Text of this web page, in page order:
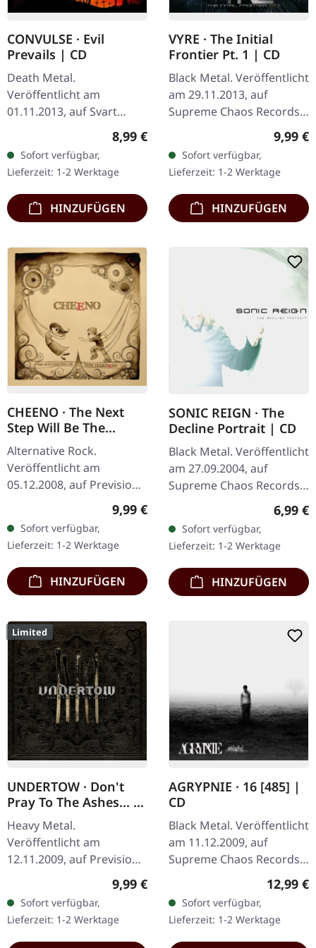
CONVULSE · Evil
Prevails | CD
Death Metal.
Veröffentlicht am
01.11.2013, auf Svart
Records. CD im Jewelcase.
Nach Jahren der Stille
kehren die finnischen
Death Metal-Veteranen…
Regulärer Preis:
8,99 €
Sofort verfügbar,
Lieferzeit: 1-2 Werktage
HINZUFÜGEN
VYRE · The Initial
Frontier Pt. 1 | CD
Black Metal. Veröffentlicht
am 29.11.2013, auf
Supreme Chaos Records.
CD im Jewelcase mit 8-
seitigem Booklet. Was
passiert, wenn drei
kosmische…
9,99 €
Sofort verfügbar,
Lieferzeit: 1-2 Werktage
HINZUFÜGEN
CHEENO · The Next
Step Will Be The
Hardest | CD
Alternative Rock.
Veröffentlicht am
05.12.2008, auf Prevision
Music. CD im Jewelcase
mit 8-seitigem Laparello
Booklet. Cheeno werden
seit ihrer…
Regulärer Preis:
9,99 €
Sofort verfügbar,
Lieferzeit: 1-2 Werktage
HINZUFÜGEN
SONIC REIGN · The
Decline Portrait | CD
Black Metal. Veröffentlicht
am 27.09.2004, auf
Supreme Chaos Records.
Booklet. Sonic Reign
entfesselt mit „The
Decline Portrait"…
6,99 €
Sofort verfügbar,
Lieferzeit: 1-2 Werktage
HINZUFÜGEN
Limited
UNDERTOW · Don't
Pray To The Ashes... |
DIGIPAK CD
Heavy Metal.
Veröffentlicht am
12.11.2009, auf Prevision
Music. Limitierte CD-
Auflage im DigiPak mit 16-
seitigem Booklet. Das
aktuelle und bislang…
Regulärer Preis:
9,99 €
Sofort verfügbar,
Lieferzeit: 1-2 Werktage
AGRYPNIE · 16 [485] |
CD
Black Metal. Veröffentlicht
am 11.12.2009, auf
Supreme Chaos Records.
CD im Jewelcase mit 12-
seitigem Booklet. Das
dritte Album von
AGRYPNIE ist…
12,99 €
Sofort verfügbar,
Lieferzeit: 1-2 Werktage